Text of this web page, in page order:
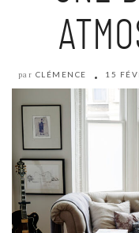
par CLÉMENCE 15